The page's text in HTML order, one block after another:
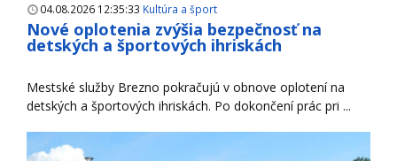
04.08.2026 12:35:33 Kultúra a šport
Nové oplotenia zvýšia bezpečnosť na
detských a športových ihriskách
Mestské služby Brezno pokračujú v obnove oplotení na
detských a športových ihriskách. Po dokončení prác pri ...